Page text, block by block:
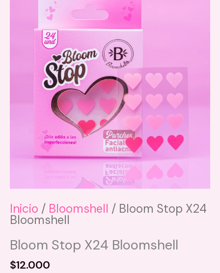
Inicio / Bloomshell / Bloom Stop X24
Bloomshell
Bloom Stop X24 Bloomshell
$12.000